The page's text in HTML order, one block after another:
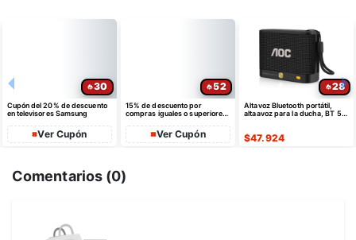
30
Cupón del 20% de descuento
en televisores Samsung
Ver Cupón
52
15% de descuento por
compras iguales o superiores
de dto
Ver Cupón
28
Altavoz Bluetooth portátil,
altaavoz para la ducha, BT 5.4
$47.924
Comentarios (0)